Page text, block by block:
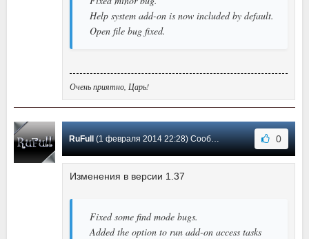
Help system add-on is now included by default.
Open file bug fixed.
Очень приятно, Царь!
RuFull (1 февраля 2014 22:28) Сообщение #8 0
Изменения в версии 1.37
Fixed some find mode bugs.
Added the option to run add-on access tasks